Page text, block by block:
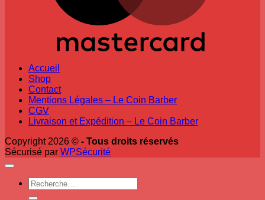
Accueil
Shop
Contact
Mentions Légales – Le Coin Barber
CGV
Livraison et Expédition – Le Coin Barber
Copyright 2026 © - Tous droits réservés
Sécurisé par WPSécurité
Recherche
pour :